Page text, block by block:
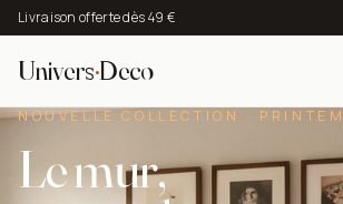
Livraison offerte dès 49 €
Univers·Deco
NOUVELLE COLLECTION ·
Le mur,